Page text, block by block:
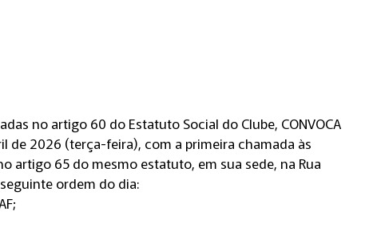
no artigo 60 do Estatuto Social do Clube, CONVOCA
de 2026 (terça-feira), com a primeira chamada às
artigo 65 do mesmo estatuto, em sua sede, na Rua
ordem do dia: